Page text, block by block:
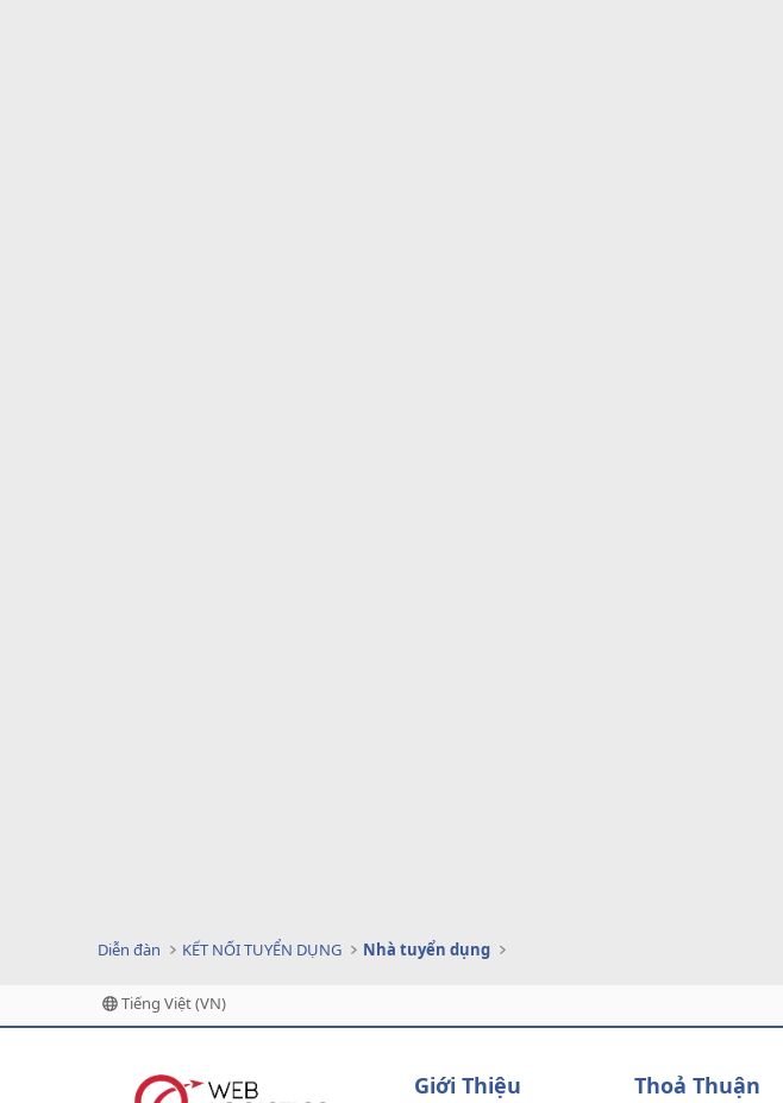
Diễn đàn KẾT NỐI TUYỂN DỤNG Nhà tuyển dụng
Tiếng Việt (VN)
Giới Thiệu Thoả Thuận